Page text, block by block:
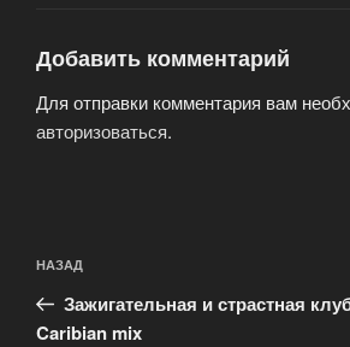
Добавить комментарий
Для отправки комментария вам
авторизоваться.
по
записям
Предыдущая
запись:
НАЗАД
Зажигательная и страстная
Caribian mix